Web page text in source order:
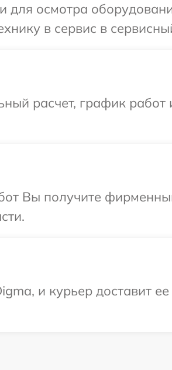
осмотра
в сервис в
расчет, график работ
Вы получите
и курьер доставит